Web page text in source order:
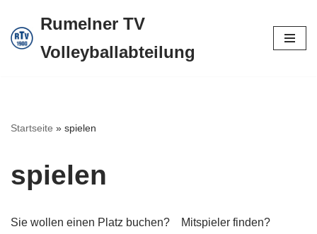
Zum
Rumelner TV
Volleyballabteilung
Startseite » spielen
spielen
Sie wollen einen Platz buchen? Mitspieler finden?